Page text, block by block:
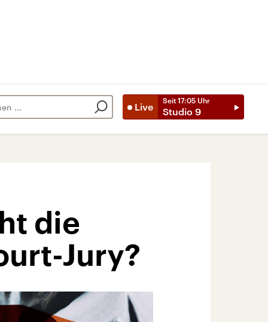
Live
Seit 17:05 Uhr
Studio 9
die
Jury?